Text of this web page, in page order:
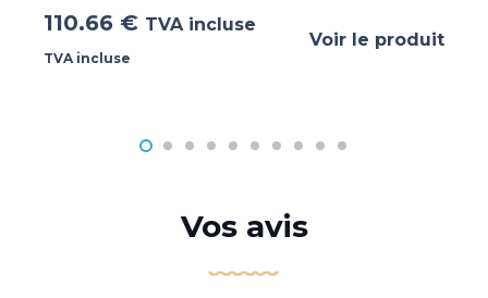
110.66 € TVA incluse
TVA incluse
Voir le produit
Vos avis